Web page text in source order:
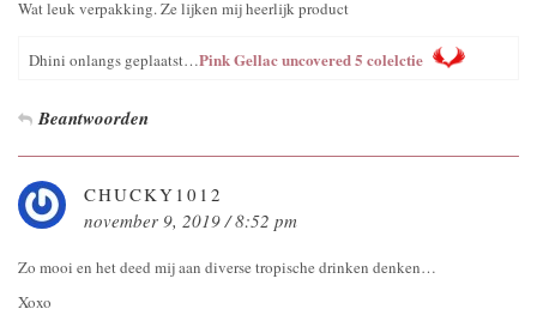
Wat leuk verpakking. Ze lijken mij heerlijk product
Dhini onlangs geplaatst…Pink Gellac uncovered 5 colelctie
Beantwoorden
CHUCKY1012
november 9, 2019 / 8:52 pm
Zo mooi en het deed mij aan diverse tropische drinken denken…
Xoxo